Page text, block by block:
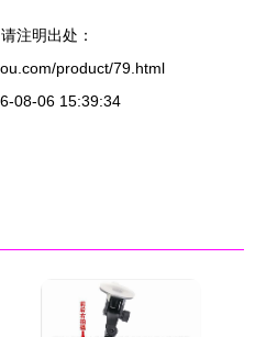
注明出处：
product/79.html
08-06 15:39:34